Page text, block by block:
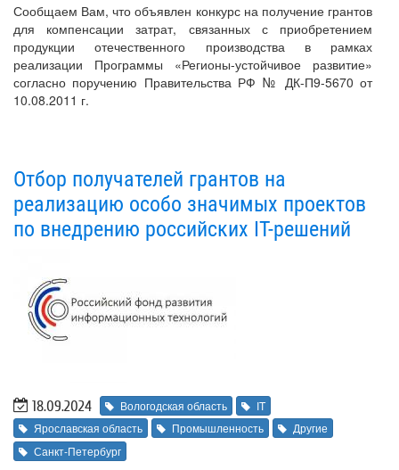
Сообщаем Вам, что объявлен конкурс на получение грантов
для компенсации затрат, связанных с приобретением
продукции отечественного производства в рамках
реализации Программы «Регионы-устойчивое развитие»
согласно поручению Правительства РФ № ДК-П9-5670 от
10.08.2011 г.
Отбор получателей грантов на
реализацию особо значимых проектов
по внедрению российских IT-решений
18.09.2024 Вологодская область
IT
Ярославская область
Промышленность
Другие
Санкт-Петербург